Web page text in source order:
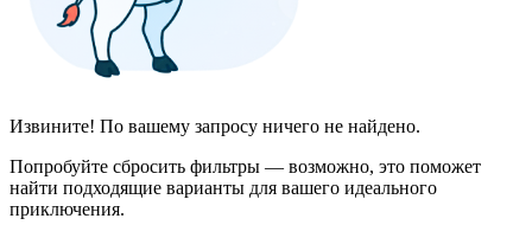
Извините! По вашему запросу ничего не найдено.
Попробуйте сбросить фильтры — возможно, это поможет
найти подходящие варианты для вашего идеального
приключения.